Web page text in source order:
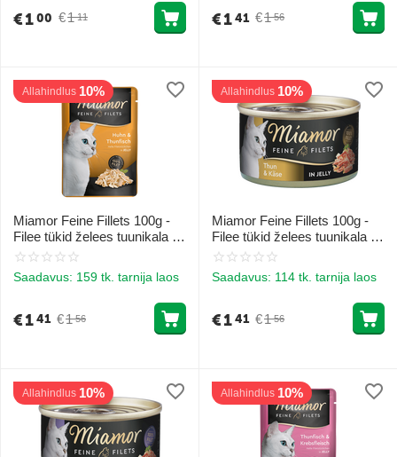
€1 11
€100 €1 56
€141
Allahindlus 10%
Miamor Feine Fillets 100g -
Filee tükid želees tuunikala ja
kanaga
Saadavus: 159 tk. tarnija laos
€1 56
€141
Allahindlus 10%
Miamor Feine Fillets 100g -
Filee tükid želees tuunikala ja
juustuga
Saadavus: 114 tk. tarnija laos
€1 56
€141
Allahindlus 10% Allahindlus 10%